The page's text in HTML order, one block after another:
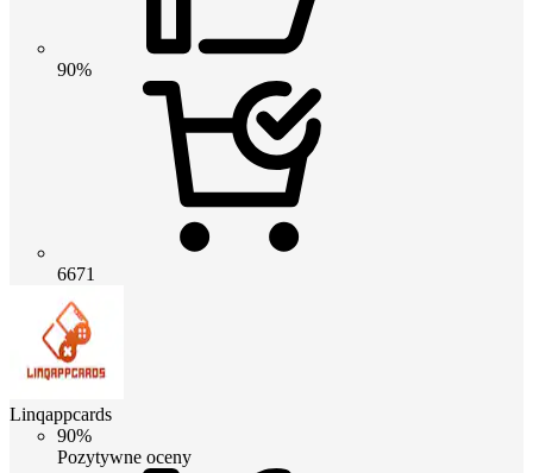
90%
6671
Linqappcards
90%
Pozytywne oceny